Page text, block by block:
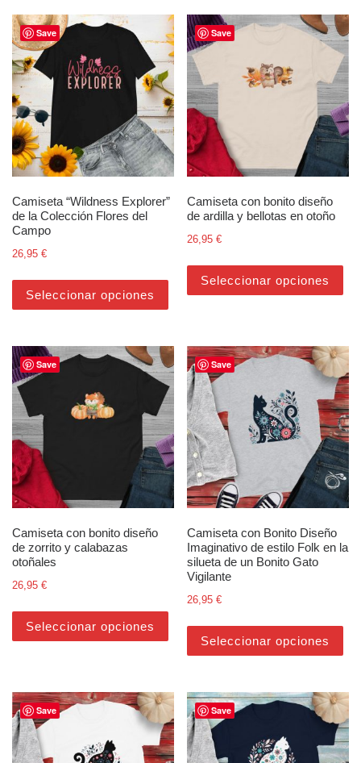
Save
Camiseta “Wildness Explorer”
de la Colección Flores del
Campo
26,95 €
Seleccionar opciones
Este producto tiene múltiples
Save
Camiseta con bonito diseño
de ardilla y bellotas en otoño
26,95€
Seleccionar opciones
Save
Camiseta con bonito diseño
de zorrito y calabazas
otoñales
26,95 €
Seleccionar opciones
Este producto tiene múltiples
Save
Camiseta con Bonito Diseño
Imaginativo de estilo Folk en la
silueta de un Bonito Gato
Vigilante
26,95€
Seleccionar opciones
Save Save